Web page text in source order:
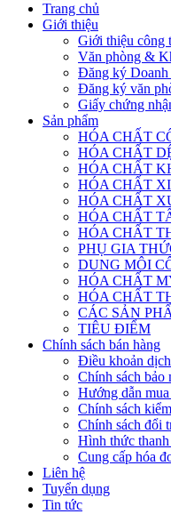
Trang chủ
Giới thiệu
Giới thiệu công
Văn phòng &
Đăng ký Doanh
Đăng ký văn
Giấy chứng
Sản phẩm
HÓA CHẤT
HÓA CHẤT
HÓA CHẤT
HÓA CHẤT
HÓA CHẤT
HÓA CHẤT
HÓA CHẤT
PHỤ GIA
DUNG MÔI
HÓA CHẤT
HÓA CHẤT
CÁC SẢN
TIÊU ĐIỂM
Chính sách bán hàng
Điều khoản
Chính sách bảo
Hướng dẫn
Chính sách
Chính sách đổi
Hình thức thanh
Cung cấp hóa
Liên hệ
Tuyển dụng
Tin tức